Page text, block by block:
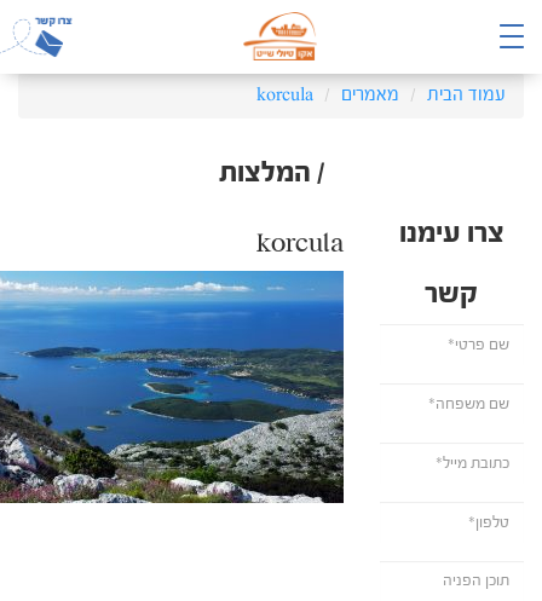
עמוד הבית מאמרים korcula
/ המלצות
צרו עימנו
קשר
korcula